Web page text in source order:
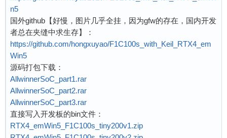
n5
国外github【好慢，图片几乎全挂，因为gfw的存在，国内开发
者总在夹缝中求生存】：
https://github.com/hongxuyao/F1C100s_with_Keil_RTX4_em
Win5
源码打包下载：
AllwinnerSoC_part1.rar
AllwinnerSoC_part2.rar
AllwinnerSoC_part3.rar
直接写入开发板的bin文件：
RTX4_emWin5_F1C100s_tiny200v1.zip